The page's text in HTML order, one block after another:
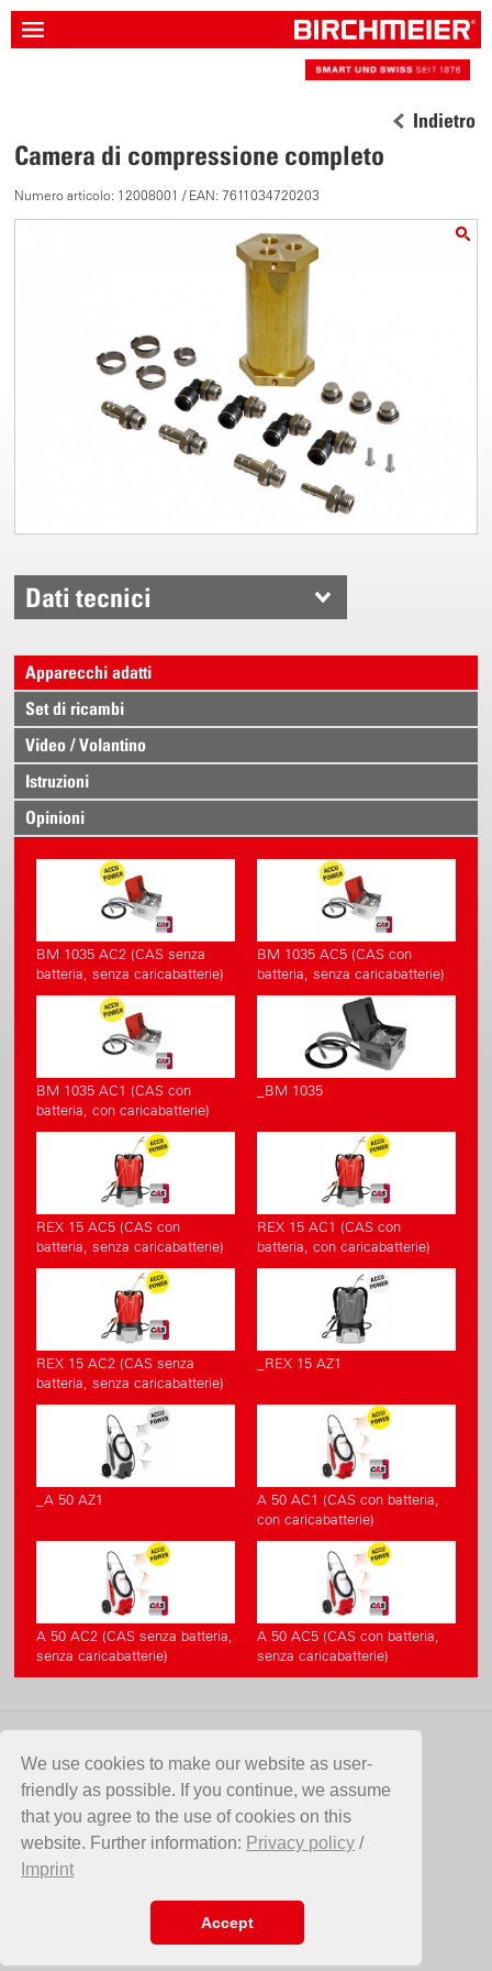
We use cookies to make our website as user-
friendly as possible. If you continue, we assume
that you agree to the use of cookies on this
website. Further information: Privacy policy /
Imprint
Accept
Indietro
Camera di compressione completo
Numero articolo: 12008001 / EAN: 7611034720203
Dati tecnici
Apparecchi adatti
Set di ricambi
Video / Volantino
Istruzioni
Opinioni
BM 1035 AC2 (CAS senza
batteria, senza caricabatterie)
BM 1035 AC5 (CAS con
batteria, senza caricabatterie)
BM 1035 AC1 (CAS con
batteria, con caricabatterie)
_BM 1035
REX 15 AC5 (CAS con
batteria, senza caricabatterie)
REX 15 AC1 (CAS con
batteria, con caricabatterie)
REX 15 AC2 (CAS senza
batteria, senza caricabatterie)
_REX 15 AZ1
_A 50 AZ1
A 50 AC1 (CAS con batteria,
con caricabatterie)
A 50 AC2 (CAS senza batteria,
senza caricabatterie)
A 50 AC5 (CAS con batteria,
senza caricabatterie)
CONTATTO
Birchmeier Sprühtechnik AG
Im Stetterfeld 1
5608 Stetten
SVIZZERA
info@birchmeier.com